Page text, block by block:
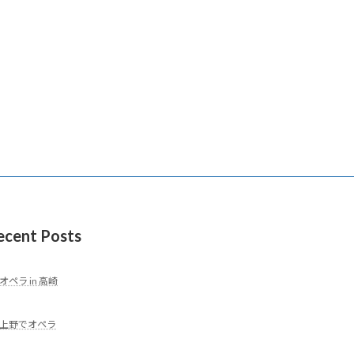
Posts
オペラ in 高崎
上野でオペラ